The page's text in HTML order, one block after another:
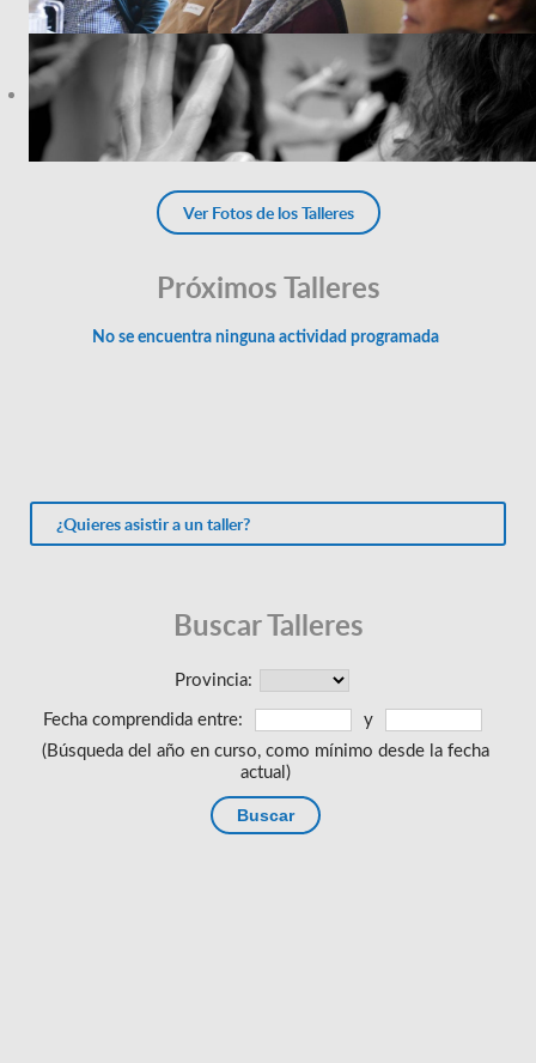
Ver Fotos de los Talleres
Próximos Talleres
¿Quieres asistir a un taller?
Buscar Talleres